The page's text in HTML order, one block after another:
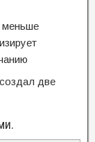
меньше
две